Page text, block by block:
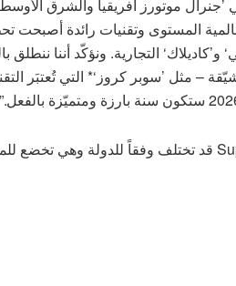
المستوى وتقنيات رائدة أصبحت
التجارية. ونؤكّد أننا
– مثل ’سوبر كروز‘* التي تُعتبَر